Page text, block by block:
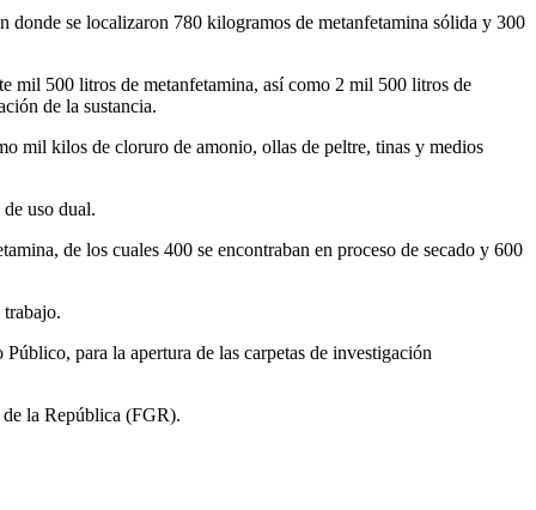
se localizaron 780 kilogramos de metanfetamina sólida y 300
mil 500 litros de metanfetamina, así como 2 mil 500 litros de
de la sustancia.
mil kilos de cloruro de amonio, ollas de peltre, tinas y medios
uso dual.
de los cuales 400 se encontraban en proceso de secado y 600
para la apertura de las carpetas de investigación
la República (FGR).